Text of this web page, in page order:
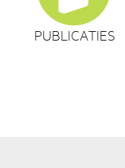
PUBLICATIES